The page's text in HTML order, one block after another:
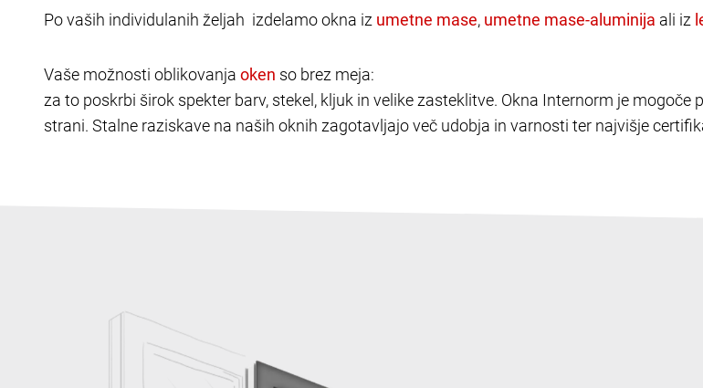
Po vaših individulanih željah izdelamo okna iz , ali iz
Vaše možnosti oblikovanja
so brez meja:
za to poskrbi širok spekter barv, stekel, kljuk in velike zasteklitve. Okna Internorm je
strani. Stalne raziskave na naših oknih zagotavljajo več udobja in varnosti ter najvišje